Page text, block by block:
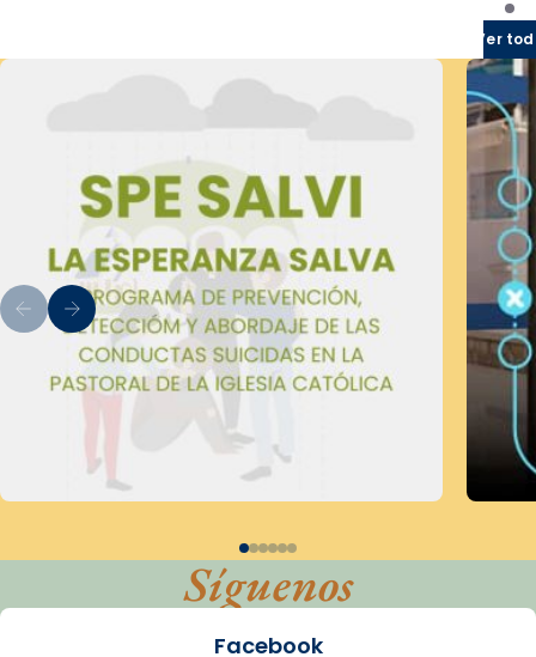
Ver
Síguenos
Facebook